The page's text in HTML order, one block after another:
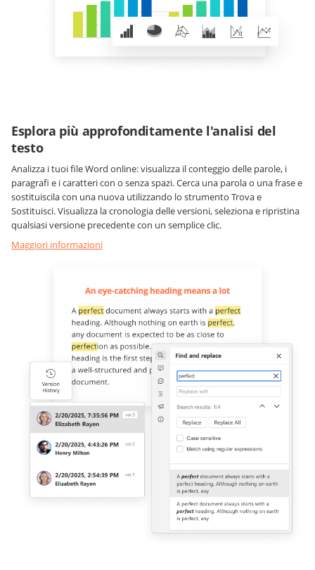
Esplora più approfonditamente l'analisi del
testo
Analizza i tuoi file Word online: visualizza il conteggio delle parole, i
paragrafi e i caratteri con o senza spazi. Cerca una parola o una frase e
sostituiscila con una nuova utilizzando lo strumento Trova e
Sostituisci. Visualizza la cronologia delle versioni, seleziona e ripristina
qualsiasi versione precedente con un semplice clic.
Maggiori informazioni